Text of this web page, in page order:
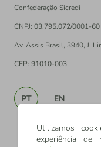
Confederação Sicredi
CNPJ: 03.795.072/0001-60
Av. Assis Brasil, 3940, J.
CEP: 91010-003
PT EN
Utilizamos
experiência de